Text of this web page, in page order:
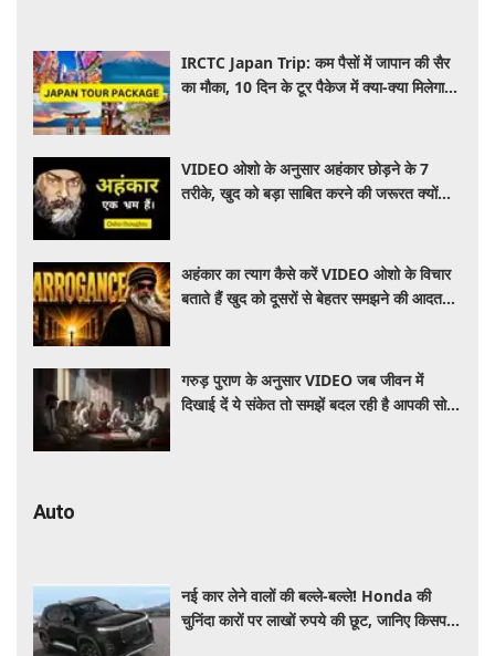
IRCTC Japan Trip: कम पैसों में जापान की सैर
का मौका, 10 दिन के टूर पैकेज में क्या-क्या मिलेगा?
VIDEO ओशो के अनुसार अहंकार छोड़ने के 7
तरीके, खुद को बड़ा साबित करने की जरूरत क्यों
अहंकार का त्याग कैसे करें VIDEO ओशो के विचार
बताते हैं खुद को दूसरों से बेहतर समझने की आदत
गरुड़ पुराण के अनुसार VIDEO जब जीवन में
दिखाई दें ये संकेत तो समझें बदल रही है आपकी सोच
Auto
नई कार लेने वालों की बल्ले-बल्ले! Honda की
चुनिंदा कारों पर लाखों रुपये की छूट, जानिए किसपर-